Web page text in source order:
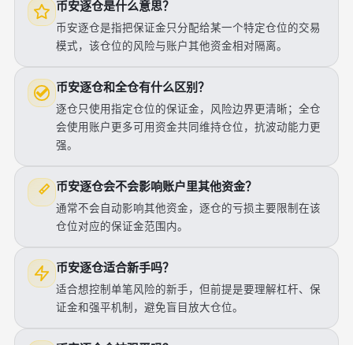
币安逐仓是什么意思？
币安逐仓是指把保证金只分配给某一个特定仓位的交易
模式，该仓位的风险与账户其他资金相对隔离。
币安逐仓和全仓有什么区别？
逐仓只使用指定仓位的保证金，风险边界更清晰；全仓
会使用账户更多可用资金共同维持仓位，抗波动能力更
强。
币安逐仓会不会影响账户里其他资金？
通常不会自动影响其他资金，逐仓的亏损主要限制在该
仓位对应的保证金范围内。
币安逐仓适合新手吗？
适合想控制单笔风险的新手，但前提是要理解杠杆、保
证金和强平机制，避免盲目放大仓位。